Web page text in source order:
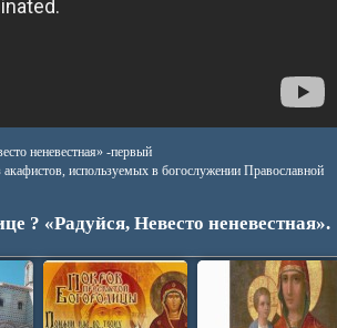
неневестная» -первый
используемых в богослужении Православной
? «Радуйся, Невесто неневестная».